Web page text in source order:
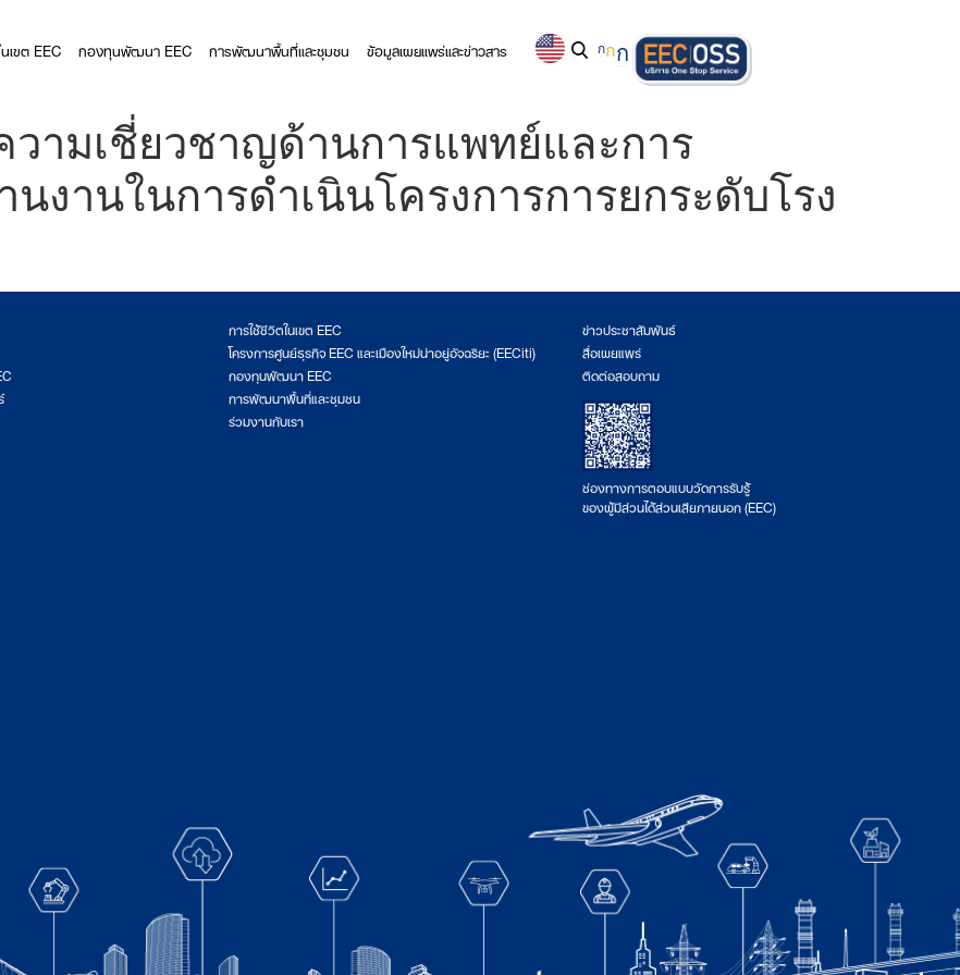
เขต EEC กองทุนพัฒนา EEC การพัฒนาพื้นที่และชุมชน ข้อมูลเผยแพร่และข่าวสาร กกก
วามเชี่ยวชาญด้านการแพทย์และการ
งานในการดำเนินโครงการการยกระดับโรง
การใช้ชีวิตในเขต EEC
โครงการศูนย์ธุรกิจ EEC และเมืองใหม่น่าอยู่อัจฉริยะ (EECiti)
กองทุนพัฒนา EEC
การพัฒนาพื้นที่และชุมชน
ร่วมงานกับเรา
ข่าวประชาสัมพันธ์
สื่อเผยแพร่
ติดต่อสอบถาม
ช่องทางการตอบแบบวัดการรับรู้
ของผู้มีส่วนได้ส่วนเสียภายนอก (EEC)